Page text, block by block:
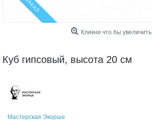
Кликни что бы увеличить
Куб гипсовый, высота 20 см
Мастерская Экорше